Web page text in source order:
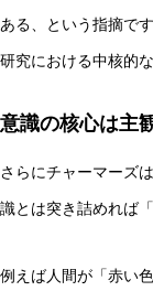
ある、という指摘で
研究における中核的
意識の核心は主
さらにチャーマーズ
識とは突き詰めれば
例えば人間が「赤い